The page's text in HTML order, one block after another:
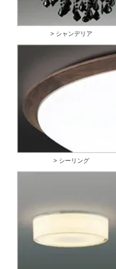
> シャンデリア
> シーリング